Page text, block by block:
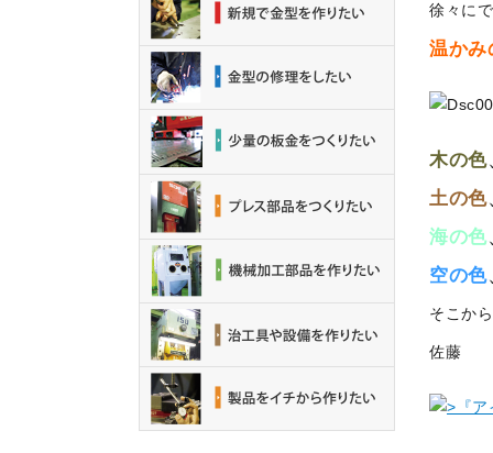
徐々に
温かみ
木の色
土の色
海の色
空の色
そこか
佐藤